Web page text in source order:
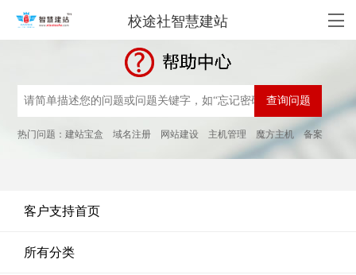
校途社智慧建站
热门问题：建站宝盒 域名注册 网站建设 主机管理 魔方主机 备案
客户支持首页
所有分类